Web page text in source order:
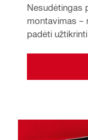
Nesudėtingas
montavimas –
padėti